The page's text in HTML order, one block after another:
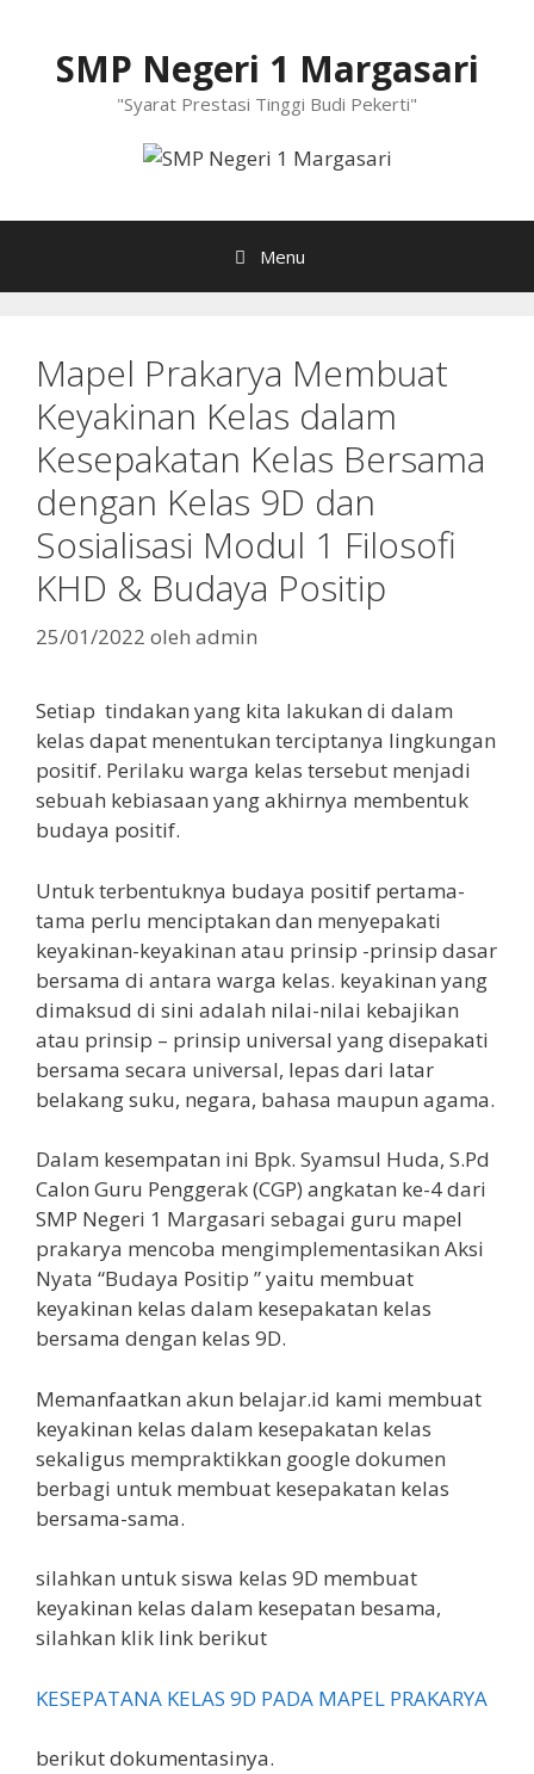
SMP Negeri 1 Margasari
"Syarat Prestasi Tinggi Budi Pekerti"
Menu
Mapel Prakarya Membuat
Keyakinan Kelas dalam
Kesepakatan Kelas Bersama
dengan Kelas 9D dan
Sosialisasi Modul 1 Filosofi
KHD & Budaya Positip
25/01/2022 oleh admin
Setiap tindakan yang kita lakukan di dalam
kelas dapat menentukan terciptanya lingkungan
positif. Perilaku warga kelas tersebut menjadi
sebuah kebiasaan yang akhirnya membentuk
budaya positif.
Untuk terbentuknya budaya positif pertama-
tama perlu menciptakan dan menyepakati
keyakinan-keyakinan atau prinsip -prinsip dasar
bersama di antara warga kelas. keyakinan yang
dimaksud di sini adalah nilai-nilai kebajikan
atau prinsip – prinsip universal yang disepakati
bersama secara universal, lepas dari latar
belakang suku, negara, bahasa maupun agama.
Dalam kesempatan ini Bpk. Syamsul Huda, S.Pd
Calon Guru Penggerak (CGP) angkatan ke-4 dari
SMP Negeri 1 Margasari sebagai guru mapel
prakarya mencoba mengimplementasikan Aksi
Nyata “Budaya Positip ” yaitu membuat
keyakinan kelas dalam kesepakatan kelas
bersama dengan kelas 9D.
Memanfaatkan akun belajar.id kami membuat
keyakinan kelas dalam kesepakatan kelas
sekaligus mempraktikkan google dokumen
berbagi untuk membuat kesepakatan kelas
bersama-sama.
silahkan untuk siswa kelas 9D membuat
keyakinan kelas dalam kesepatan besama,
silahkan klik link berikut
KESEPATANA KELAS 9D PADA MAPEL PRAKARYA
berikut dokumentasinya.